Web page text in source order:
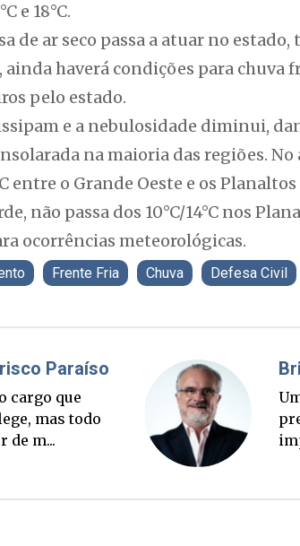
e 18°C.
de ar seco passa a atuar no
haverá condições para chuva
pelo estado.
e a nebulosidade diminui,
na maioria das regiões. No
o Grande Oeste e os Planaltos
não passa dos 10°C/14°C nos
ocorrências meteorológicas.
Frente Fria Chuva Defesa Civil
Garibaldi virou
A